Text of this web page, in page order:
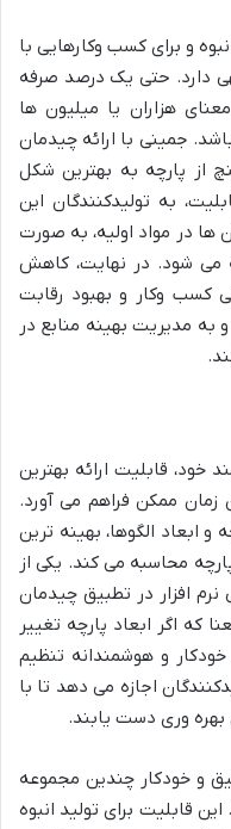
و برای کسب وکارهایی با
دارد. حتی یک درصد صرفه
هزاران یا میلیون ها
جمینی با ارائه چیدمان
از پارچه به بهترین شکل
به تولیدکنندگان این
ها در مواد اولیه، به صورت
می شود. در نهایت، کاهش
کسب وکار و بهبود رقابت
به مدیریت بهینه منابع در
خود، قابلیت ارائه بهترین
زمان ممکن فراهم می آورد.
و ابعاد الگوها، بهینه ترین
محاسبه می کند. یکی از
نرم افزار در تطبیق چیدمان
که اگر ابعاد پارچه تغییر
و هوشمندانه تنظیم
اجازه می دهد تا با
بهره وری دست یابند.
و خودکار چندین مجموعه
قابلیت برای تولید انبوه